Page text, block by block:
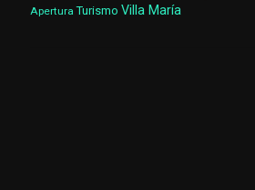
Apertura Turismo Villa María